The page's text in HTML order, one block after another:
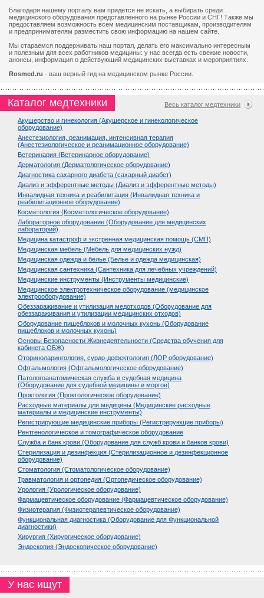
Благодаря нашему порталу вам придется не искать, а выбирать среди
медицинского оборудования представленного на рынке России и СНГ! Также мы
предоставляем возможность всем медицинским поставщикам, производителям
и предпринимателям разместить свою информацию на нашем сайте.
Мы стараемся поддерживать наш портал, делать его максимально интересным
и полезным для всех работников медицины: у нас всегда есть свежие новости,
анонсы, информация о действующий медицинских выставках и мероприятиях.
Rosmed.ru - ваш верный гид на медицинском рынке России.
Каталог медтехники Весь каталог медтехники
Акушерство и гинекология (Акушерское и гинекологическое
оборудование)
Анестезиология, реанимация, интенсивная терапия
(Анестезиологическое и реанимационное оборудование)
Ветеринария (Ветеринарное оборудование)
Дерматология (Дерматологическое оборудование)
Диагностика сахарного диабета (сахарный диабет)
Диализ и эфферентные методы (Диализ и эфферентные методы)
Инвалидная техника и реабилитация (Инвалидная техника и
реабилитационное оборудование)
Косметология (Косметологическое оборудование)
Лабораторное оборудование (Оборудование для медицинских
лабораторий)
Медицина катастроф и экстренная медицинская помощь (СМП)
Медицинская мебель (Мебель для медицинских нужд)
Медицинская одежда и белье (Белье и одежда медицинская)
Медицинская сантехника (Сантехника для лечебных учреждений)
Медицинские инструменты (Инструменты медицинские)
Медицинское электротехническое оборудование (медицинское
электрооборудование)
Обеззараживание и утилизация медотходов (Оборудование для
обеззараживания и утилизации медицинских отходов)
Оборудование пищеблоков и молочных кухонь (Оборудование
пищеблоков и молочных кухонь)
Основы Безопасности Жизнедеятельности (Средства обучения для
кабинета ОБЖ)
Оториноларингология, сурдо-дефектология (ЛОР оборудование)
Офтальмология (Офтальмологическое оборудование)
Патологоанатомическая служба и судебная медицина
(Оборудование для судебной медицины и моргов)
Проктология (Проктологическое оборудование)
Расходные материалы для медицины (Медицинские расходные
материалы и медицинские инструменты)
Регистрирующие медицинские приборы (Регистрирующие приборы)
Рентгенологическое и томографическое оборудование
Служба и банк крови (Оборудование для служб крови и банков крови)
Стерилизация и дезинфекция (Стерилизационное и дезинфекционное
оборудование)
Стоматология (Стоматологическое оборудование)
Травматология и ортопедия (Ортопедическое оборудование)
Урология (Урологическое оборудование)
Фармацевтическое оборудование (Фармацевтическое оборудование)
Физиотерапия (Физиотерапевтическое оборудование)
Функциональная диагностика (Оборудование для Функциональной
диагностики)
Хирургия (Хирургическое оборудование)
Эндоскопия (Эндоскопическое оборудование)
У нас ищут